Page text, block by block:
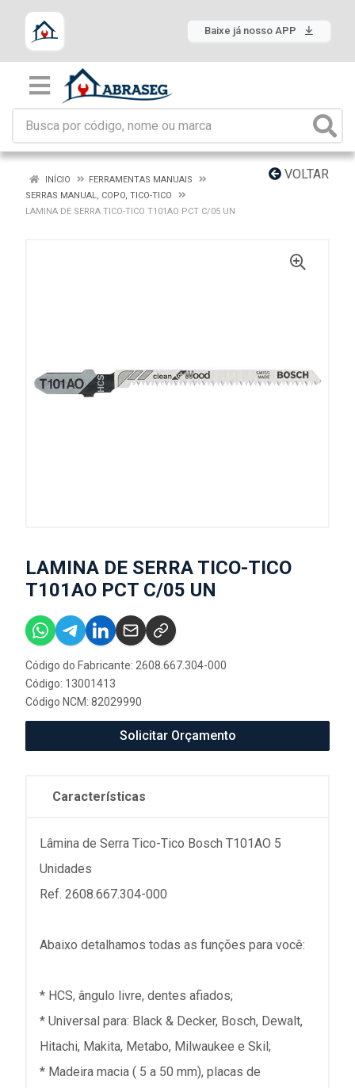
Baixe já nosso APP
VOLTAR
INÍCIO
FERRAMENTAS MANUAIS
SERRAS MANUAL, COPO, TICO-TICO
LAMINA DE SERRA TICO-TICO T101AO PCT C/05 UN
LAMINA DE SERRA TICO-TICO
T101AO PCT C/05 UN
Código do Fabricante: 2608.667.304-000
Código: 13001413
Código NCM: 82029990
Solicitar Orçamento
Características
Lâmina de Serra Tico-Tico Bosch T101AO 5
Unidades
Ref. 2608.667.304-000
Abaixo detalhamos todas as funções para você:
* HCS, ângulo livre, dentes afiados;
* Universal para: Black & Decker, Bosch, Dewalt,
Hitachi, Makita, Metabo, Milwaukee e Skil;
* Madeira macia ( 5 a 50 mm), placas de